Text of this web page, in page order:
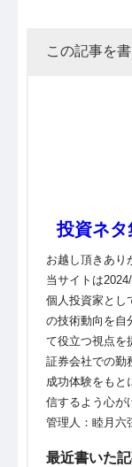
この記事を
投資ネタ
お越し頂きあり
当サイトは
個人投資家とし
の技術動向を自
て役立つ視点を
証券会社での勤
成功体験をもと
信するよう心が
管理人：睦月六
最近書いた